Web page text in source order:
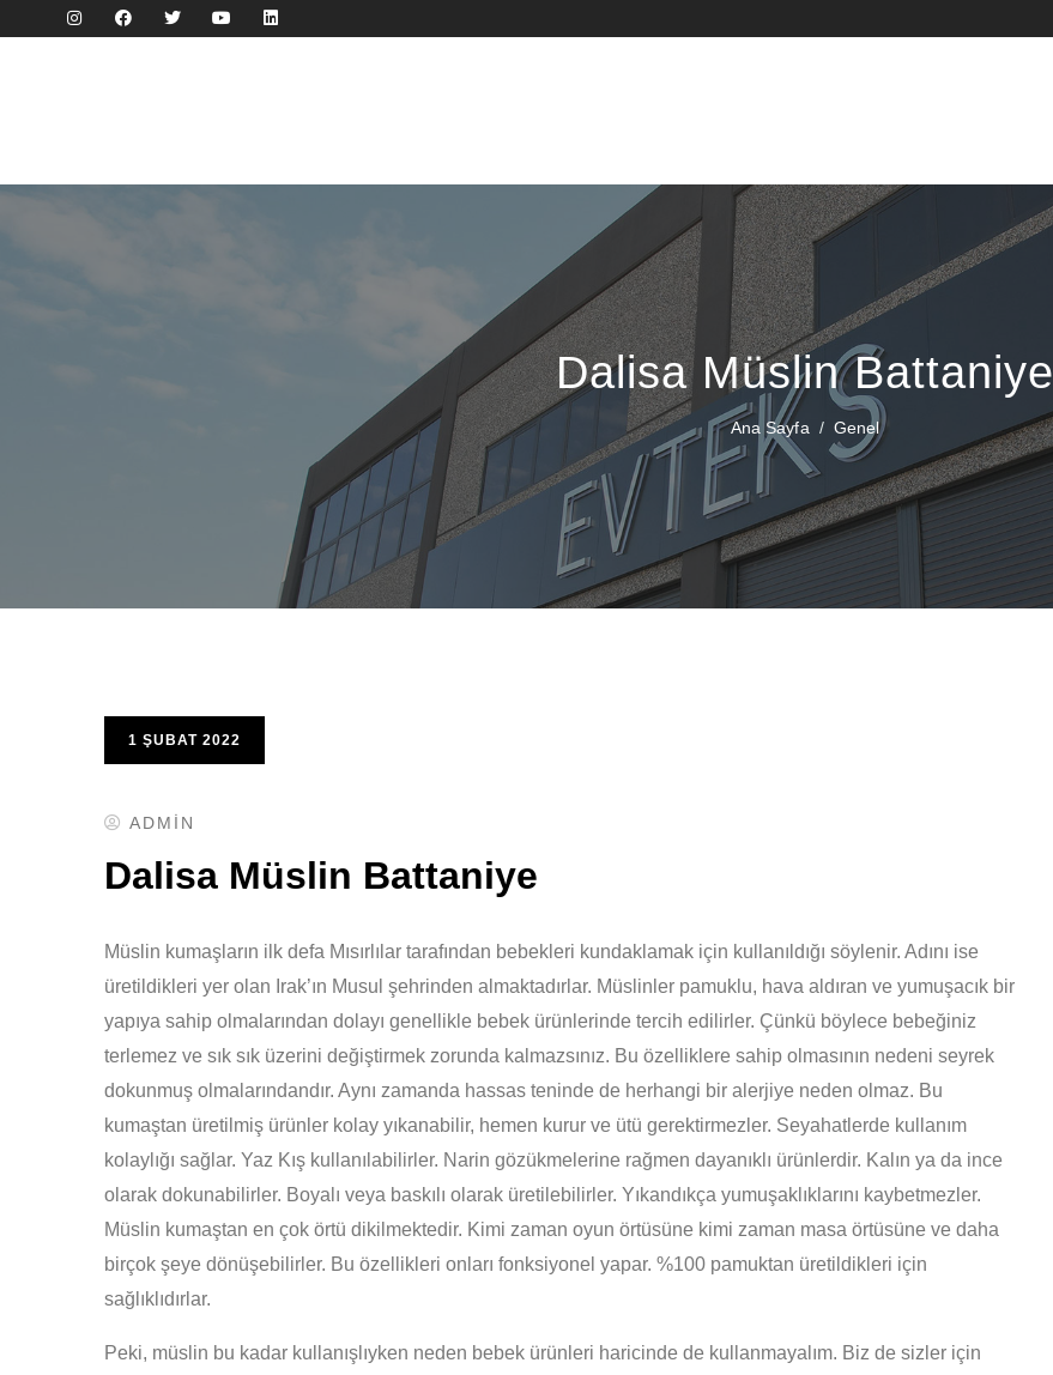
Dalisa Müslin Battaniye
Ana Sayfa Genel
1 ŞUBAT 2022
ADMIN
Dalisa Müslin Battaniye
Müslin kumaşların ilk defa Mısırlılar tarafından bebekleri kundaklamak için kullanıldığı söylenir. Adını ise
üretildikleri yer olan Irak’ın Musul şehrinden almaktadırlar. Müslinler pamuklu, hava aldıran ve yumuşacık bir
yapıya sahip olmalarından dolayı genellikle bebek ürünlerinde tercih edilirler. Çünkü böylece bebeğiniz
terlemez ve sık sık üzerini değiştirmek zorunda kalmazsınız. Bu özelliklere sahip olmasının nedeni seyrek
dokunmuş olmalarındandır. Aynı zamanda hassas teninde de herhangi bir alerjiye neden olmaz. Bu
kumaştan üretilmiş ürünler kolay yıkanabilir, hemen kurur ve ütü gerektirmezler. Seyahatlerde kullanım
kolaylığı sağlar. Yaz Kış kullanılabilirler. Narin gözükmelerine rağmen dayanıklı ürünlerdir. Kalın ya da ince
olarak dokunabilirler. Boyalı veya baskılı olarak üretilebilirler. Yıkandıkça yumuşaklıklarını kaybetmezler.
Müslin kumaştan en çok örtü dikilmektedir. Kimi zaman oyun örtüsüne kimi zaman masa örtüsüne ve daha
birçok şeye dönüşebilirler. Bu özellikleri onları fonksiyonel yapar. %100 pamuktan üretildikleri için
sağlıklıdırlar.
Peki, müslin bu kadar kullanışlıyken neden bebek ürünleri haricinde de kullanmayalım. Biz de sizler için